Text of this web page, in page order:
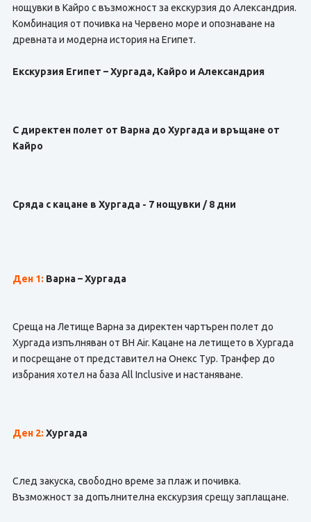
нощувки в Кайро с възможност за екскурзия до Александрия.
Комбинация от почивка на Червено море и опознаване на
древната и модерна история на Египет.
Екскурзия Египет – Хургада, Кайро и Александрия
С директен полет от Варна до Хургада и връщане от
Кайро
Сряда с кацане в Хургада - 7 нощувки / 8 дни
Ден 1: Варна – Хургада
Среща на Летище Варна за директен чартърен полет до
Хургада изпълняван от BH Air. Кацане на летището в Хургада
и посрещане от представител на Онекс Тур. Транфер до
избрания хотел на база All Inclusive и настаняване.
Ден 2: Хургада
След закуска, свободно време за плаж и почивка.
Възможност за допълнителна екскурзия срещу заплащане.